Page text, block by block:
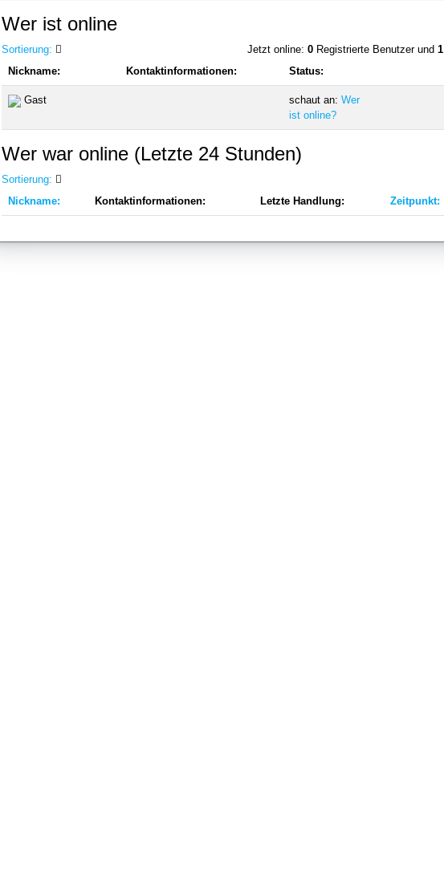
Wer ist online
Sortierung: Jetzt online: 0 Registrierte Benutzer und 1
Nickname:
Kontaktinformationen: Status:
Gast schaut an: Wer
ist online?
Wer war online (Letzte 24 Stunden)
Sortierung:
Nickname:
Kontaktinformationen: Letzte Handlung: Zeitpunkt: